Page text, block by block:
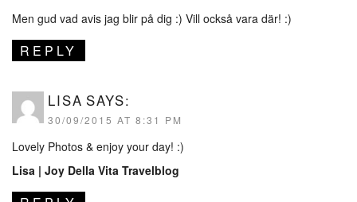
Men gud vad avis jag blir på dig :) Vill också vara där! :)
REPLY
LISA SAYS:
30/09/2015 AT 8:31 PM
Lovely Photos & enjoy your day! :)
Lisa | Joy Della Vita Travelblog